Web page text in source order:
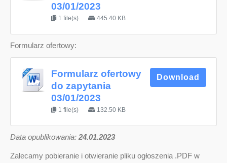
03/01/2023
1 file(s) 445.40 KB
Formularz ofertowy:
Formularz ofertowy
do zapytania
03/01/2023
1 file(s) 132.50 KB
Download
Data opublikowania: 24.01.2023
Zalecamy pobieranie i otwieranie pliku ogłoszenia .PDF w